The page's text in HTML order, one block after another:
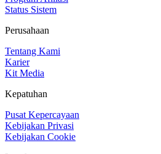
Status Sistem
Perusahaan
Tentang Kami
Karier
Kit Media
Kepatuhan
Pusat Kepercayaan
Kebijakan Privasi
Kebijakan Cookie